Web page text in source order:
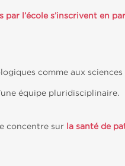
l’école s’inscrivent en
comme aux sciences
équipe pluridisciplinaire.
concentre sur la santé de